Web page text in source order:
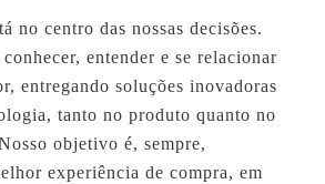
no centro das nossas decisões.
entender e se relacionar
entregando soluções inovadoras
tanto no produto quanto no
objetivo é, sempre,
experiência de compra, em